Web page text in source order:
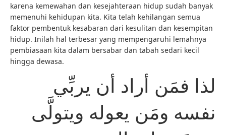
karena kemewahan dan kesejahteraan hidup sudah banyak
memenuhi kehidupan kita. Kita telah kehilangan semua
faktor pembentuk kesabaran dari kesulitan dan kesempitan
hidup. Inilah hal terbesar yang mempengaruhi lemahnya
pembiasaan kita dalam bersabar dan tabah sedari kecil
hingga dewasa.
لذا فمَن أراد أن يربِّي
نفسه ومَن يعوله ويتولَّى